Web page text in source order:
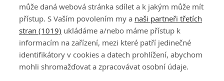
PŘIHLÁSIT
REGISTROVAT
DISKUZE
může daná webová stránka sdílet a k jakým může mít
přístup. S Vaším povolením my a naši partneři třetích
stran (1019) ukládáme a/nebo máme přístup k
informacím na zařízení, mezi které patří jedinečné
identifikátory v cookies a datech prohlížení, abychom
mohli shromažďovat a zpracovávat osobní údaje.